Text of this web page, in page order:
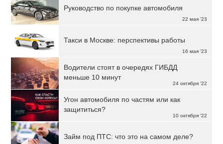
22 мая '23
Руководство по покупке автомобиля
16 мая '23
Такси в Москве: перспективы работы
24 октября '22
Водители стоят в очередях ГИБДД
меньше 10 минут
10 октября '22
Угон автомобиля по частям или как
защититься?
Займ под ПТС: что это на самом деле?